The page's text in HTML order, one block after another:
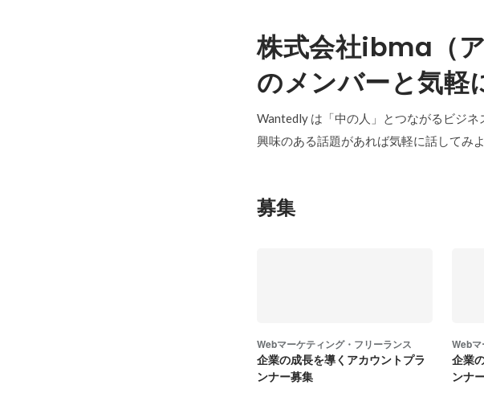
株式会社ibma（
のメンバーと気軽
Wantedly は「中の人」とつながるビジネ
興味のある話題があれば気軽に話してみよ
募集
Webマーケティング・フリーランス
企業の成長を導くアカウントプラ
ンナー募集
Web
企業
ンナ